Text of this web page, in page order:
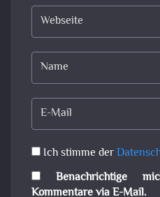
Ich stimme der
Benachrichtige
Kommentare via E-Mail.